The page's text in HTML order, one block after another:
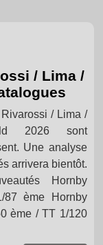
/ Lima /
/ Lima /
2026 sont
Une analyse
arrivera bientôt.
Hornby
87 ème Hornby
ème / TT 1/120